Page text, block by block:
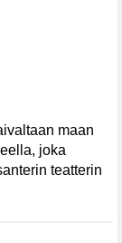
maan
joka
teatterin